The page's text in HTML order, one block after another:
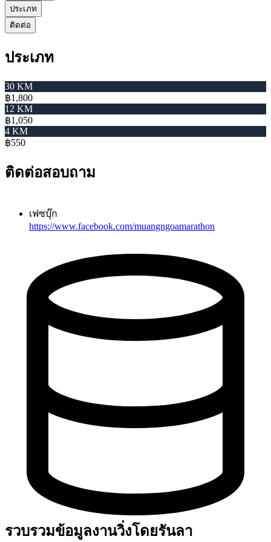
ประเภท
ติดต่อ
ประเภท
30 KM
฿1,800
12 KM
฿1,050
4 KM
฿550
ติดต่อสอบถาม
เฟซบุ๊ก
https://www.facebook.com/muangngoamarathon
รวบรวมข้อมูลงานวิ่งโดยรันลา